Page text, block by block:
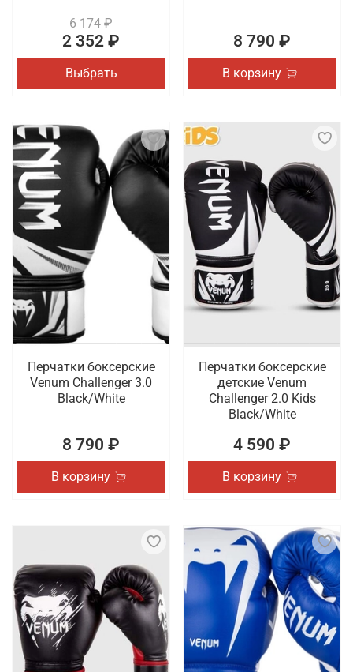
6 174 ₽
2 352 ₽
Выбрать
8 790 ₽
В корзину
Перчатки боксерские
Venum Challenger 3.0
Black/White
8 790 ₽
В корзину
Перчатки боксерские
детские Venum
Challenger 2.0 Kids
Black/White
4 590 ₽
В корзину